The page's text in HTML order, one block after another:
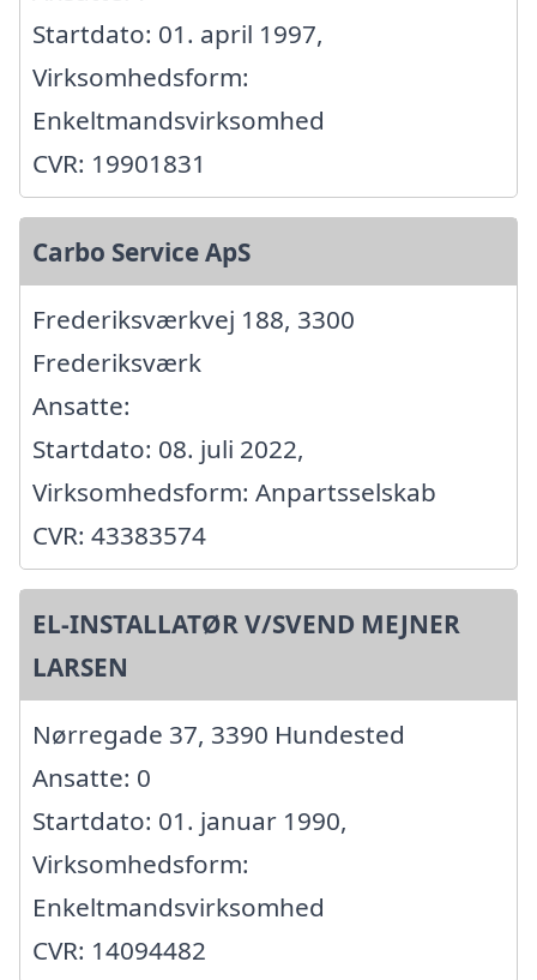
Startdato: 01. april 1997,
Virksomhedsform:
Enkeltmandsvirksomhed
CVR: 19901831
Carbo Service ApS
Frederiksværkvej 188, 3300
Frederiksværk
Ansatte:
Startdato: 08. juli 2022,
Virksomhedsform: Anpartsselskab
CVR: 43383574
EL-INSTALLATØR V/SVEND MEJNER
LARSEN
Nørregade 37, 3390 Hundested
Ansatte: 0
Startdato: 01. januar 1990,
Virksomhedsform:
Enkeltmandsvirksomhed
CVR: 14094482